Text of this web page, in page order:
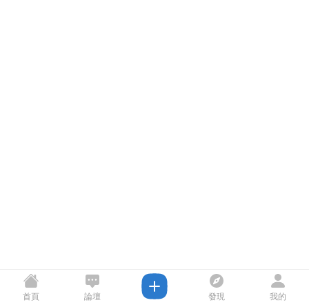
首頁 論壇 發現 我的